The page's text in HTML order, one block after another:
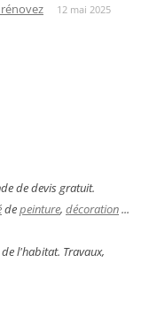
12 mai 2025
de devis gratuit.
depeinture, décoration...
l'habitat. Travaux,